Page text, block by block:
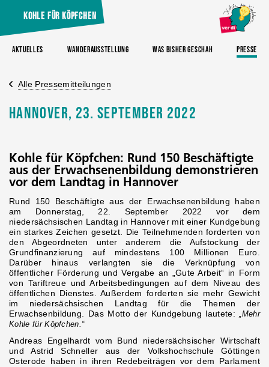
Kohle für Köpfchen
Aktuelles Wanderausstellung Was bisher geschah Presse
Alle Pressemitteilungen
Hannover, 23. September 2022
Kohle für Köpfchen: Rund 150 Beschäftigte
aus der Erwachsenenbildung demonstrieren
vor dem Landtag in Hannover
Rund 150 Beschäftigte aus der Erwachsenenbildung haben
am Donnerstag, 22. September 2022 vor dem
niedersächsischen Landtag in Hannover mit einer Kundgebung
ein starkes Zeichen gesetzt. Die Teilnehmenden forderten von
den Abgeordneten unter anderem die Aufstockung der
Grundfinanzierung auf mindestens 100 Millionen Euro.
Darüber hinaus verlangten sie die Verknüpfung von
öffentlicher Förderung und Vergabe an „Gute Arbeit“ in Form
von Tariftreue und Arbeitsbedingungen auf dem Niveau des
öffentlichen Dienstes. Außerdem forderten sie mehr Gewicht
im niedersächsischen Landtag für die Themen der
Erwachsenbildung. Das Motto der Kundgebung lautete:„Mehr
Kohle für Köpfchen.“
Andreas Engelhardt vom Bund niedersächsischer Wirtschaft
und Astrid Schneller aus der Volkshochschule Göttingen
Osterode haben in ihren Redebeiträgen vor dem Parlament